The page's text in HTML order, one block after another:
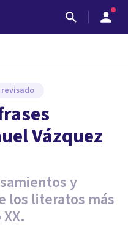
Vázquez
y
los literatos más